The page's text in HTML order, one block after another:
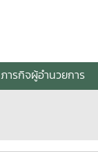
ภารกิจผู้อำนวยการ